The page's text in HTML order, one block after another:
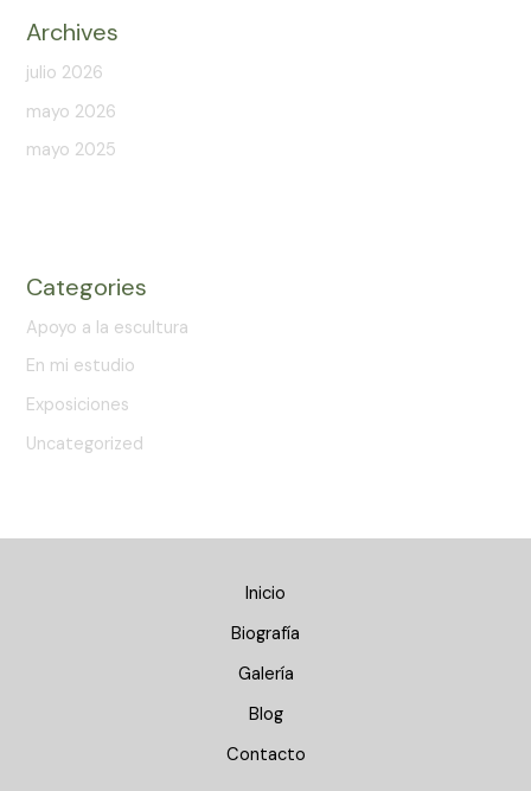
Archives
julio 2026
mayo 2026
mayo 2025
Categories
Apoyo a la escultura
En mi estudio
Exposiciones
Uncategorized
Inicio
Biografía
Galería
Blog
Contacto